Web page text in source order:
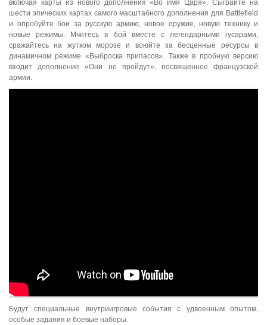
включая карты из нового дополнения «Во имя Царя». Сыграйте на
шести эпических картах самого масштабного дополнения для Battlefield
и опробуйте бои за русскую армию, новое оружие, новую технику и
новые режимы. Мчитесь в бой вместе с легендарными гусарами,
сражайтесь на жутком морозе и воюйте за бесценные ресурсы в
динамичном режиме «Выброска припасов». Также в пробную версию
входит дополнение «Они не пройдут», посвященное французской
армии.
Будут специальные внутриигровые события с удвоенным опытом,
особые задания и боевые наборы.